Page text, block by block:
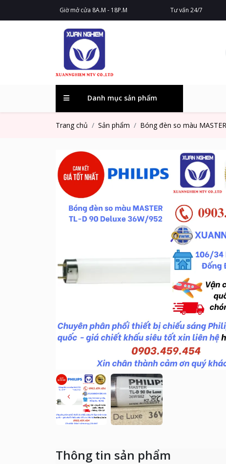
Giờ mở cửa 8A.M - 18P.M Tư vấn 24/7
Danh mục sản phẩm
Trang chủ Sản phẩm Bóng đèn so màu
Thông tin sản phẩm